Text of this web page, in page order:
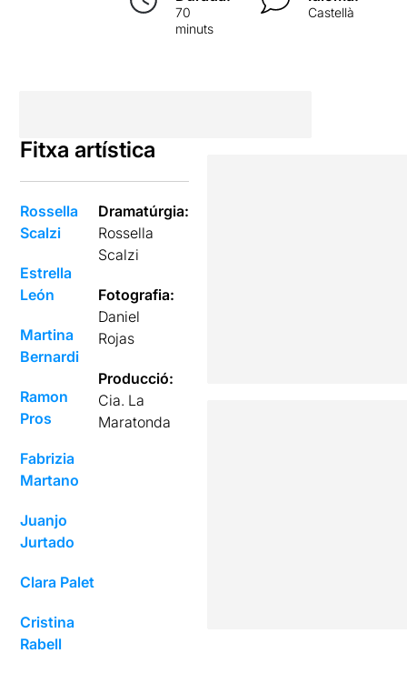
70
minuts
Castellà
Fitxa artística
Rossella
Scalzi
Estrella
León
Martina
Bernardi
Ramon
Pros
Fabrizia
Martano
Juanjo
Jurtado
Clara Palet
Cristina
Rabell
Dramatúrgia:
Rossella
Scalzi
Fotografia:
Daniel
Rojas
Producció:
Cia. La
Maratonda